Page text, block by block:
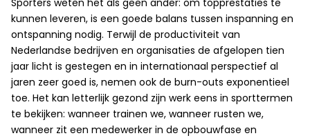
Sporters weten het als geen ander: om topprestaties te
kunnen leveren, is een goede balans tussen inspanning en
ontspanning nodig. Terwijl de productiviteit van
Nederlandse bedrijven en organisaties de afgelopen tien
jaar licht is gestegen en in internationaal perspectief al
jaren zeer goed is, nemen ook de burn-outs exponentieel
toe. Het kan letterlijk gezond zijn werk eens in sporttermen
te bekijken: wanneer trainen we, wanneer rusten we,
wanneer zit een medewerker in de opbouwfase en